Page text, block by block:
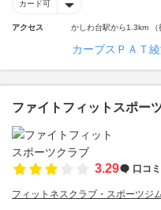
カード可
アクセス かしわ台駅から1.3km （
カーブスＰＡＴ
ファイトフィットスポー
3.29 口コミ
フィットネスクラブ・スポーツジ